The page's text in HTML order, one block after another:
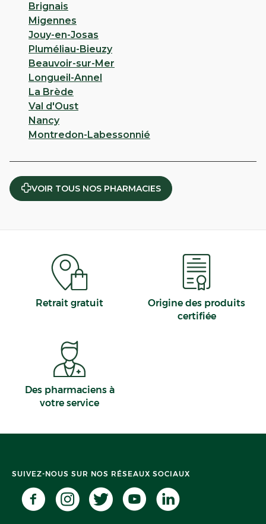
Brignais
Migennes
Jouy-en-Josas
Pluméliau-Bieuzy
Beauvoir-sur-Mer
Longueil-Annel
La Brède
Val d'Oust
Nancy
Montredon-Labessonnié
VOIR TOUS NOS PHARMACIES
Retrait gratuit
Origine des produits
certifiée
Des pharmaciens à
votre service
SUIVEZ-NOUS SUR NOS RÉSEAUX SOCIAUX